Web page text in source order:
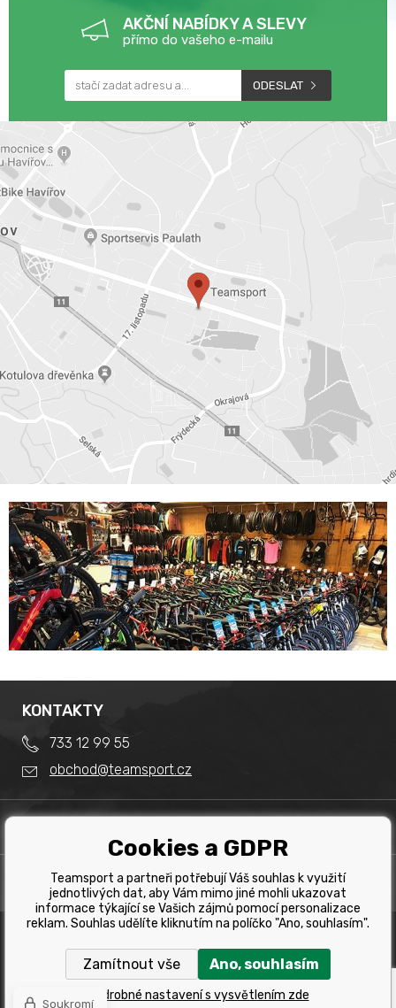
AKČNÍ NABÍDKY A SLEVY
přímo do vašeho e-mailu
ODESLAT
Obchodní podmínky
Splátkový prodej
Reklamace
Tabulka velikostí kol
Tabulka velikostí oblečení
PRODEJNA
Team Sport - Tomáš Binar
Dlouhá 1228/44C
Havířov
KONTAKTY
733 12 99 55
obchod@teamsport.cz
Copyright © 2019 Team Sport Havířov. Všechna pravá
vyhrazena.
Cookies a GDPR
Teamsport a partneři potřebují Váš souhlas k využití
jednotlivých dat, aby Vám mimo jiné mohli ukazovat
informace týkající se Vašich zájmů pomocí personalizace
reklam. Souhlas udělíte kliknutím na políčko "Ano, souhlasím".
Zamítnout vše Ano, souhlasím
Podrobné nastavení s vysvětlením zde
Soukromí